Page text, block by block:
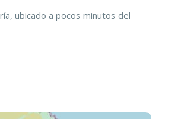
ubicado a pocos minutos del
verdes y una infraestructura de
clubhouse, piscina, gimnasio,
confort y conexión con la
de nuestras vías de contacto
visita.